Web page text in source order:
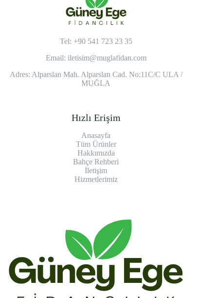
Tel: +90 541 723 23 35
Email: iletisim@muglafidan.com
Adres: Alparslan Mah. Alparslan Cad. No:11C/C ULA /
MUĞLA
Hızlı Erişim
Anasayfa
Tüm Ürünler
Hakkımızda
Bahçe Rehberi
İletişim
Hizmetlerimiz